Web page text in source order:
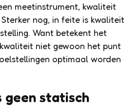
meetinstrument, kwaliteit
nog, in feite is kwaliteit
Want betekent het
kwaliteit niet gewoon het punt
optimaal worden
geen statisch